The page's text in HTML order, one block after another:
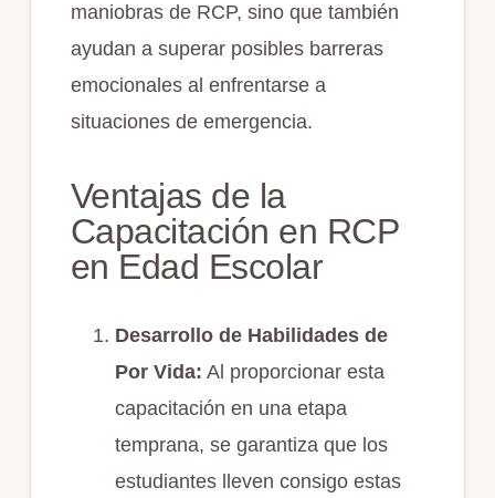
maniobras de RCP, sino que también
ayudan a superar posibles barreras
emocionales al enfrentarse a
situaciones de emergencia.
Ventajas de la
Capacitación en RCP
en Edad Escolar
Desarrollo de Habilidades de
Por Vida: Al proporcionar esta
capacitación en una etapa
temprana, se garantiza que los
estudiantes lleven consigo estas